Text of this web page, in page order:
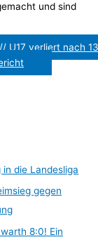
und sind
U17 verliert nach
die Landesliga
gegen
8:0! Ein